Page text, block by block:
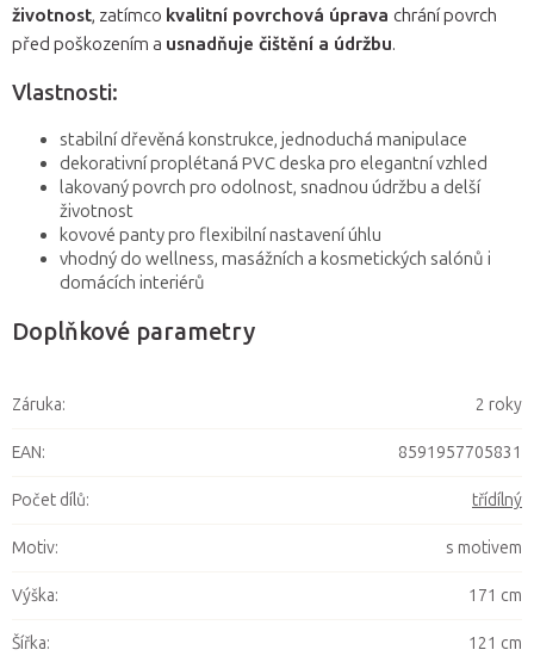
životnost, zatímco kvalitní povrchová úprava chrání povrch
před poškozením a usnadňuje čištění a údržbu.
Vlastnosti:
stabilní dřevěná konstrukce, jednoduchá manipulace
dekorativní proplétaná PVC deska pro elegantní vzhled
lakovaný povrch pro odolnost, snadnou údržbu a delší
životnost
kovové panty pro flexibilní nastavení úhlu
vhodný do wellness, masážních a kosmetických salónů i
domácích interiérů
Doplňkové parametry
Záruka: 2 roky
EAN: 8591957705831
Počet dílů: třídílný
Motiv: s motivem
Výška: 171 cm
Šířka: 121 cm